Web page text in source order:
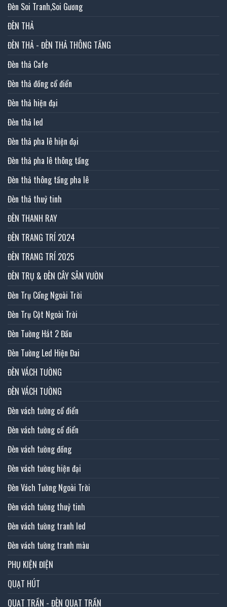
Đèn Soi Tranh,Soi Gương
ĐÈN THẢ
ĐÈN THẢ - ĐÈN THẢ THÔNG TẦNG
Đèn thả Cafe
Đèn thả đồng cổ điển
Đèn thả hiện đại
Đèn thả led
Đèn thả pha lê hiện đại
Đèn thả pha lê thông tầng
Đèn thả thông tầng pha lê
Đèn thả thuỷ tinh
ĐÈN THANH RAY
ĐÈN TRANG TRÍ 2024
ĐÈN TRANG TRÍ 2025
ĐÈN TRỤ & ĐÈN CÂY SÂN VƯỜN
Đèn Trụ Cổng Ngoài Trời
Đèn Trụ Cột Ngoài Trời
Đèn Tường Hắt 2 Đầu
Đèn Tường Led Hiện Đai
ĐÈN VÁCH TƯỜNG
ĐÈN VÁCH TƯỜNG
Đèn vách tường cổ điển
Đèn vách tường cổ điển
Đèn vách tường đồng
Đèn vách tường hiện đại
Đèn Vách Tường Ngoài Trời
Đèn vách tường thuỷ tinh
Đèn vách tường tranh led
Đèn vách tường tranh màu
PHỤ KIỆN ĐIỆN
QUẠT HÚT
QUẠT TRẦN - ĐÈN QUẠT TRẦN